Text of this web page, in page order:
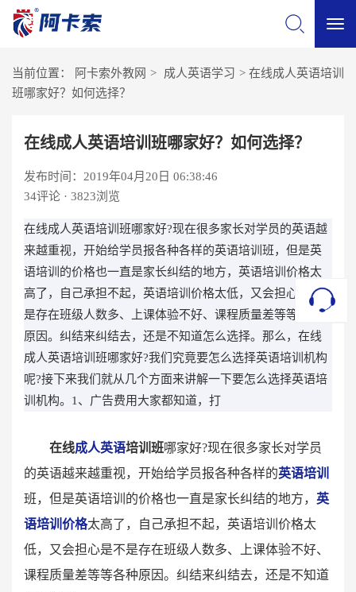
当前位置： 阿卡索外教网 > 成人英语学习 > 在线成人英语培训
班哪家好？如何选择？
在线成人英语培训班哪家好？如何选择？
发布时间：2019年04月20日 06:38:46
34评论 · 3823浏览
在线成人英语培训班哪家好?现在很多家长对学员的英语越
来越重视，开始给学员报各种各样的英语培训班，但是英
语培训的价格也一直是家长纠结的地方，英语培训价格太
高了，自己承担不起，英语培训价格太低，又会担心是不
是存在班级人数多、上课体验不好、课程质量差等等各种
原因。纠结来纠结去，还是不知道怎么选择。那么，在线
成人英语培训班哪家好?我们究竟要怎么选择英语培训机构
呢?接下来我们就从几个方面来讲解一下要怎么选择英语培
训机构。1、广告费用大家都知道，打
在线成人英语培训班哪家好?现在很多家长对学员
的英语越来越重视，开始给学员报各种各样的英语培训
班，但是英语培训的价格也一直是家长纠结的地方， 英
语培训价格太高了，自己承担不起，英语培训价格太
低，又会担心是不是存在班级人数多、上课体验不好、
课程质量差等等各种原因。纠结来纠结去，还是不知道